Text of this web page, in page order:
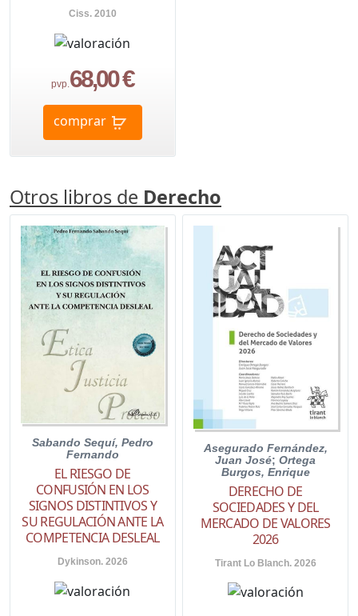
Ciss. 2010
pvp.68,00 €
comprar
Otros libros de Derecho
Sabando Sequí, Pedro
Fernando
EL RIESGO DE
CONFUSIÓN EN LOS
SIGNOS DISTINTIVOS Y
SU REGULACIÓN ANTE LA
COMPETENCIA DESLEAL
Dykinson. 2026
Asegurado Fernández,
Juan José;Ortega
Burgos, Enrique
DERECHO DE
SOCIEDADES Y DEL
MERCADO DE VALORES
2026
Tirant Lo Blanch. 2026